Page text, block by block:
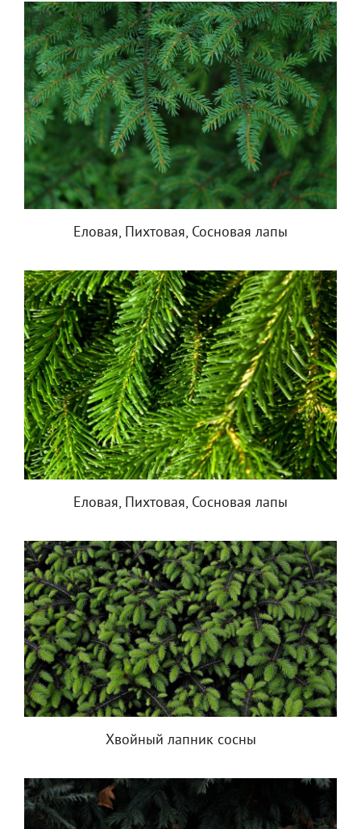
Еловая, Пихтовая, Сосновая лапы
Еловая, Пихтовая, Сосновая лапы
Хвойный лапник сосны